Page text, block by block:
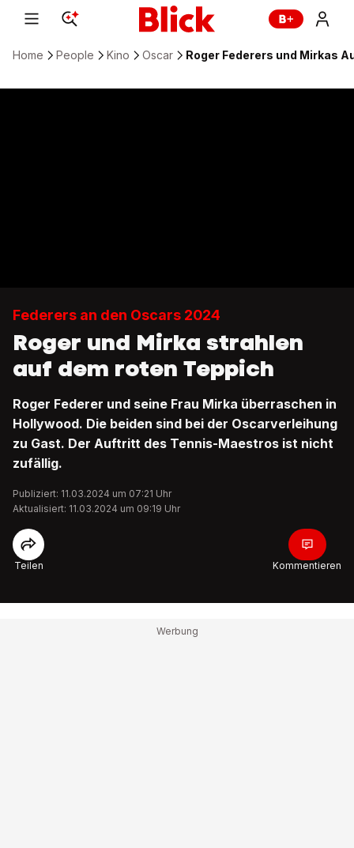
Home People Kino Oscar Roger Federers und Mirkas
Federers an den Oscars 2024
Roger und Mirka strahlen
auf dem roten Teppich
Roger Federer und seine Frau Mirka überraschen in
Hollywood. Die beiden sind bei der Oscarverleihung
zu Gast. Der Auftritt des Tennis-Maestros ist nicht
zufällig.
Publiziert: 11.03.2024 um 07:21 Uhr
Aktualisiert: 11.03.2024 um 09:19 Uhr
Teilen Kommentieren